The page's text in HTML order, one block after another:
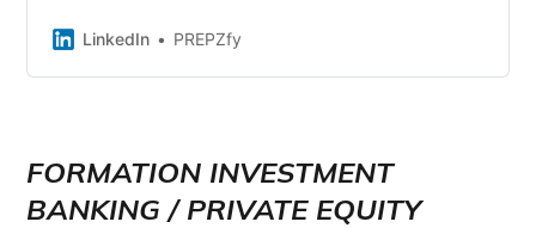
d&#39;achat ! ✅ Le Principe Une
LinkedIn PREPZfy
FORMATION INVESTMENT
BANKING / PRIVATE EQUITY